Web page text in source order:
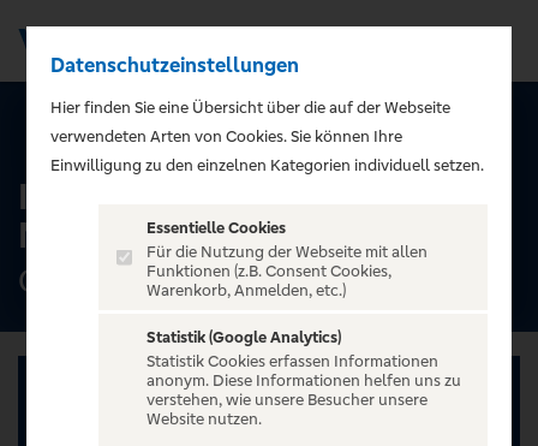
ALLE TERMINE
Ingo Appelt - MÄNNER
NERVEN STARK
Cafe Hahn, Koblenz
Datenschutzeinstellungen
Hier finden Sie eine Übersicht über die auf der Webseite
verwendeten Arten von Cookies. Sie können Ihre
Einwilligung zu den einzelnen Kategorien individuell setzen.
Essentielle Cookies
Für die Nutzung der Webseite mit allen
Funktionen (z.B. Consent Cookies,
Warenkorb, Anmelden, etc.)
Statistik (Google Analytics)
Statistik Cookies erfassen Informationen
anonym. Diese Informationen helfen uns zu
verstehen, wie unsere Besucher unsere
Website nutzen.